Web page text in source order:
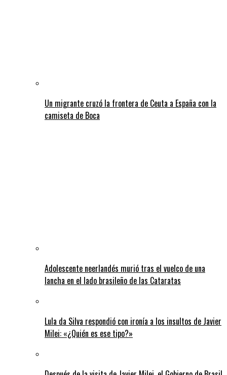
Un migrante cruzó la frontera de Ceuta a España con la
camiseta de Boca
Adolescente neerlandés murió tras el vuelco de una
lancha en el lado brasileño de las Cataratas
Lula da Silva respondió con ironía a los insultos de Javier
Milei: «¿Quién es ese tipo?»